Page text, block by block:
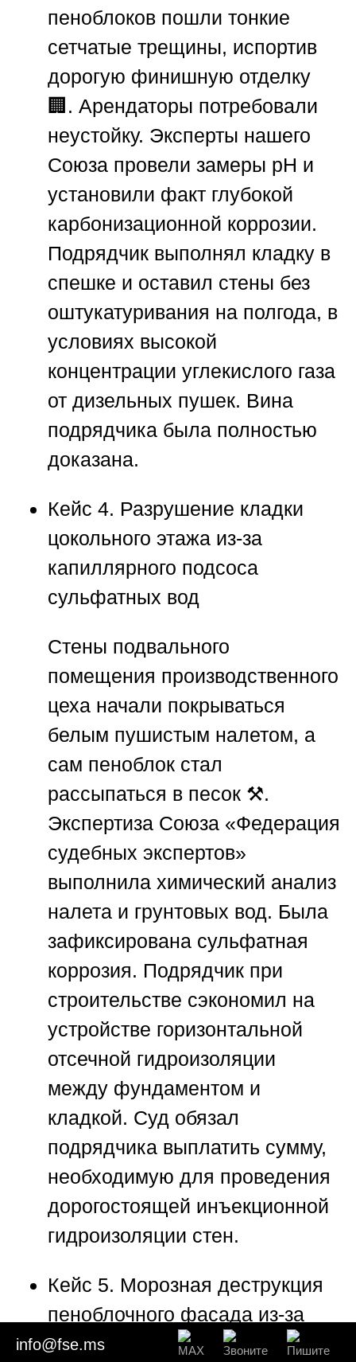
пеноблоков пошли тонкие
сетчатые трещины, испортив
дорогую финишную отделку
🏢. Арендаторы потребовали
неустойку. Эксперты нашего
Союза провели замеры рН и
установили факт глубокой
карбонизационной коррозии.
Подрядчик выполнял кладку в
спешке и оставил стены без
оштукатуривания на полгода, в
условиях высокой
концентрации углекислого газа
от дизельных пушек. Вина
подрядчика была полностью
доказана.
Кейс 4. Разрушение кладки
цокольного этажа из-за
капиллярного подсоса
сульфатных вод
Стены подвального
помещения производственного
цеха начали покрываться
белым пушистым налетом, а
сам пеноблок стал
рассыпаться в песок ⚒️.
Экспертиза Союза «Федерация
судебных экспертов»
выполнила химический анализ
налета и грунтовых вод. Была
зафиксирована сульфатная
коррозия. Подрядчик при
строительстве сэкономил на
устройстве горизонтальной
отсечной гидроизоляции
между фундаментом и
кладкой. Суд обязал
подрядчика выплатить сумму,
необходимую для проведения
дорогостоящей инъекционной
гидроизоляции стен.
Кейс 5. Морозная деструкция
пеноблочного фасада из-за
ошибок проектирования
info@fse.ms